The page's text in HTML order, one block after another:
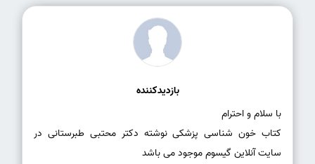
بازدیدکننده
کتاب خون شناسی پزشکی نوشته دکتر محتبی طبرستانی در